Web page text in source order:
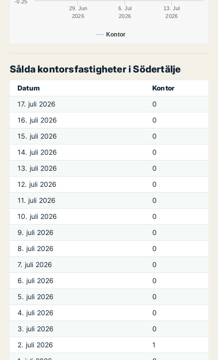
Kontor
29. Jun
2026
6. Jul
2026
13. Jul
2026
-0.25
Sålda kontorsfastigheter i Södertälje
Datum
Kontor
17. juli 2026
0
16. juli 2026
0
15. juli 2026
0
14. juli 2026
0
13. juli 2026
0
12. juli 2026
0
11. juli 2026
0
10. juli 2026
0
9. juli 2026
0
8. juli 2026
0
7. juli 2026
0
6. juli 2026
0
5. juli 2026
0
4. juli 2026
0
3. juli 2026
0
2. juli 2026
1